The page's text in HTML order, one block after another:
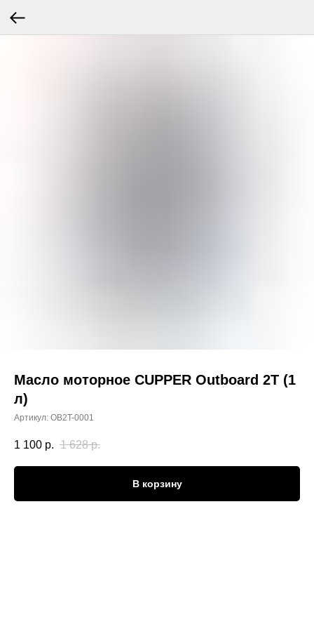
Масло моторное CUPPER Outboard 2T (1
л)
Артикул: OB2T-0001
1 100 р. 1 628 р.
В корзину